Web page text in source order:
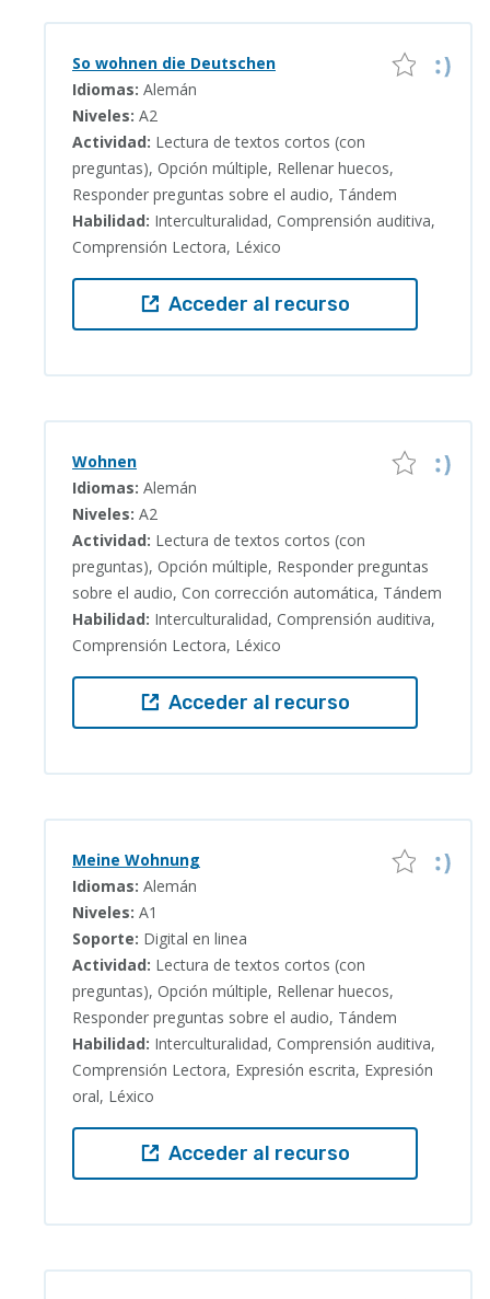
So wohnen die Deutschen
Idiomas: Alemán
Niveles: A2
Actividad: Lectura de textos cortos (con
preguntas), Opción múltiple, Rellenar huecos,
Responder preguntas sobre el audio, Tándem
Habilidad: Interculturalidad, Comprensión auditiva,
Comprensión Lectora, Léxico
Acceder al recurso
Wohnen
Idiomas: Alemán
Niveles: A2
Actividad: Lectura de textos cortos (con
preguntas), Opción múltiple, Responder preguntas
sobre el audio, Con corrección automática, Tándem
Habilidad: Interculturalidad, Comprensión auditiva,
Comprensión Lectora, Léxico
Acceder al recurso
Meine Wohnung
Idiomas: Alemán
Niveles: A1
Soporte: Digital en linea
Actividad: Lectura de textos cortos (con
preguntas), Opción múltiple, Rellenar huecos,
Responder preguntas sobre el audio, Tándem
Habilidad: Interculturalidad, Comprensión auditiva,
Comprensión Lectora, Expresión escrita, Expresión
oral, Léxico
Acceder al recurso